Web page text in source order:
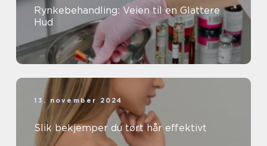
Rynkebehandling: Veien til en Glattere
Hud
13. november 2024
Slik bekjemper du tørt hår effektivt